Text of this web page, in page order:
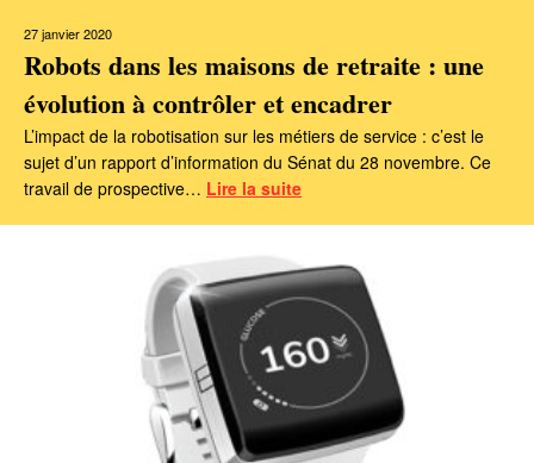
27 janvier 2020
Robots dans les maisons de retraite : une
évolution à contrôler et encadrer
L’impact de la robotisation sur les métiers de service : c’est le
sujet d’un rapport d’information du Sénat du 28 novembre. Ce
travail de prospective… Lire la suite